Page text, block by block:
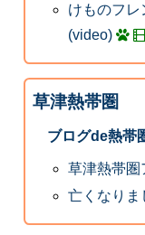
けものフレ
(video)
草津熱帯圏
ブログde熱帯
草津熱帯圏
亡くなりま